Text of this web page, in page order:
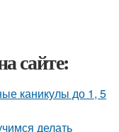
сайте:
каникулы до 1, 5
делать